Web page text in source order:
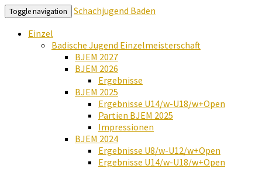
Toggle navigation
Schachjugend Baden
Einzel
Badische Jugend Einzelmeisterschaft
BJEM 2027
BJEM 2026
Ergebnisse
BJEM 2025
Ergebnisse U14/w-U18/w+Open
Partien BJEM 2025
Impressionen
BJEM 2024
Ergebnisse U8/w-U12/w+Open
Ergebnisse U14/w-U18/w+Open